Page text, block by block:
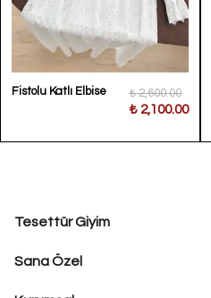
Fistolu Katlı Elbise ₺ 2,600.00
₺ 2,100.00
Tesettür Giyim
Sana Özel